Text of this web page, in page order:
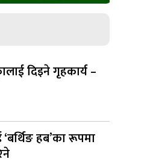
दिइने गृहकार्य –
‘बर्थिङ हब’का रूपमा